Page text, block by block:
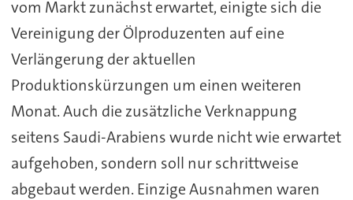
vom Markt zunächst erwartet, einigte sich die
Vereinigung der Ölproduzenten auf eine
Verlängerung der aktuellen
Produktionskürzungen um einen weiteren
Monat. Auch die zusätzliche Verknappung
seitens Saudi-Arabiens wurde nicht wie erwartet
aufgehoben, sondern soll nur schrittweise
abgebaut werden. Einzige Ausnahmen waren